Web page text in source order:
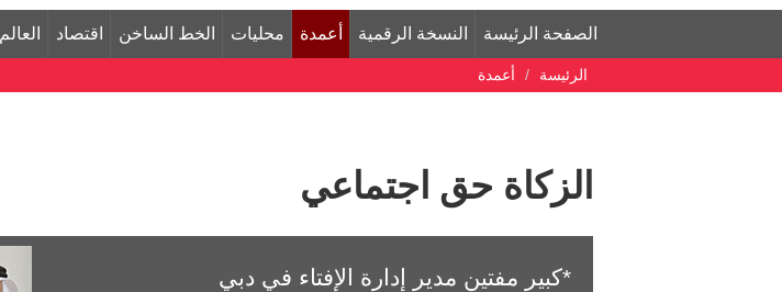
الصفحة الرئيسة النسخة الرقمية أعمدة محليات الخط الساخن اقتصاد العالم
الرئيسة أعمدة
الزكاة حق اجتماعي
*كبير مفتين مدير إدارة الإفتاء في دبي